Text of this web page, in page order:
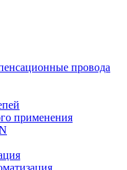
провода
применения